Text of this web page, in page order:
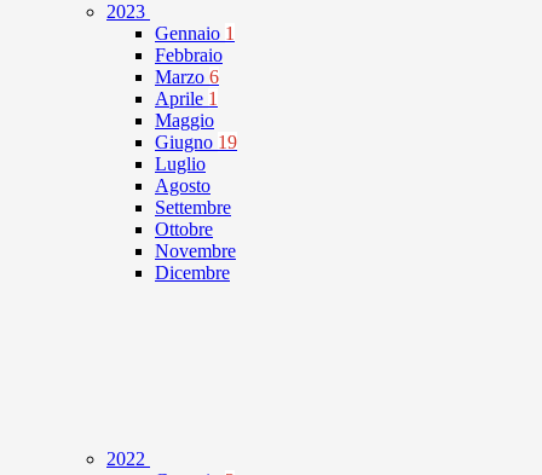
2023
Gennaio 1
Febbraio
Marzo 6
Aprile 1
Maggio
Giugno 19
Luglio
Agosto
Settembre
Ottobre
Novembre
Dicembre
2022